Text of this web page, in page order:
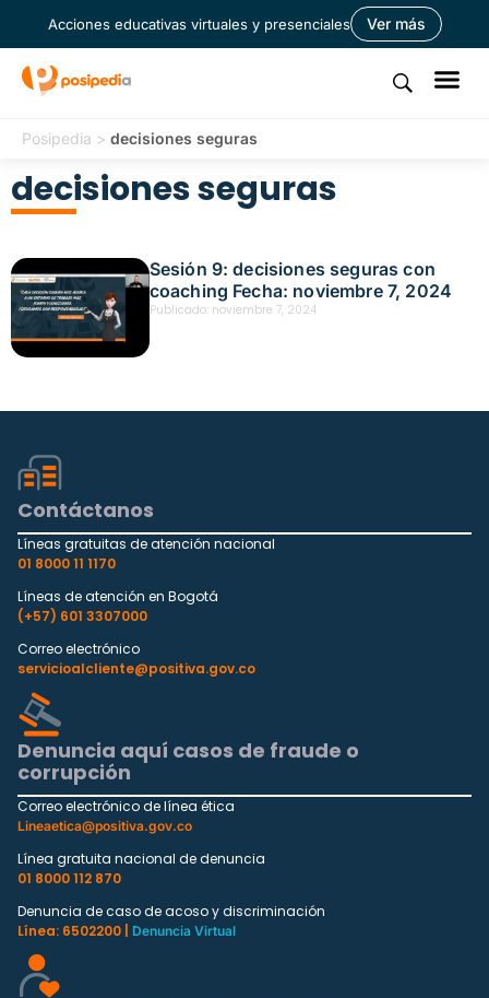
Acciones educativas virtuales y presenciales Ver más
Posipedia > decisiones seguras
decisiones seguras
Sesión 9: decisiones seguras con
coaching Fecha: noviembre 7, 2024
Publicado: noviembre 7, 2024
Contáctanos
Líneas gratuitas de atención nacional
01 8000 11 1170
Líneas de atención en Bogotá
(+57) 601 3307000
Correo electrónico
servicioalcliente@positiva.gov.co
Denuncia aquí casos de fraude o
corrupción
Correo electrónico de línea ética
Lineaetica@positiva.gov.co
Línea gratuita nacional de denuncia
01 8000 112 870
Denuncia de caso de acoso y discriminación
Línea: 6502200 |
Denuncia Virtual